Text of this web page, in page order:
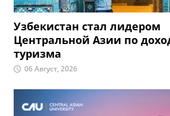
Узбекистан стал лидером
Центральной Азии по
туризма
06 Август, 2026